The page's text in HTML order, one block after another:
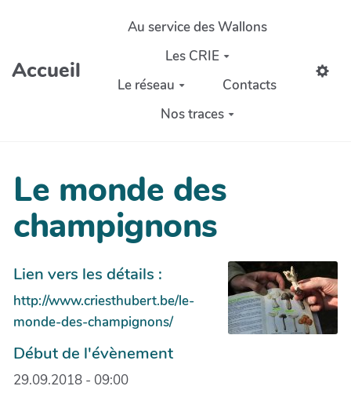
Aller au contenu principal
Accueil
Au service des Wallons
Les CRIE
Le réseau
Contacts
Nos traces
Le monde des
champignons
Lien vers les détails :
http://www.criesthubert.be/le-
monde-des-champignons/
Début de l'évènement
29.09.2018 - 09:00